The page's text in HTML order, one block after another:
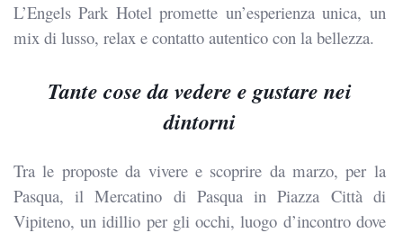
L’Engels Park Hotel promette un’esperienza unica, un
mix di lusso, relax e contatto autentico con la bellezza.
Tante cose da vedere e gustare nei
dintorni
Tra le proposte da vivere e scoprire da marzo, per la
Pasqua, il Mercatino di Pasqua in Piazza Città di
Vipiteno, un idillio per gli occhi, luogo d’incontro dove